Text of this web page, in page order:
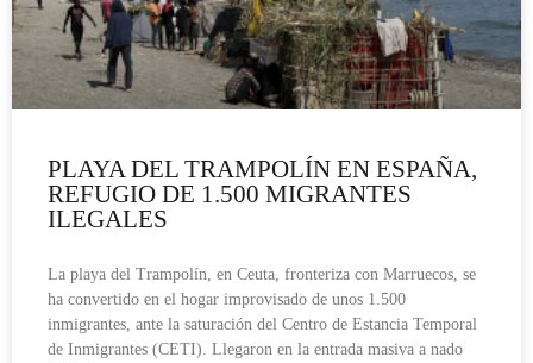
PLAYA DEL TRAMPOLÍN EN ESPAÑA,
REFUGIO DE 1.500 MIGRANTES
ILEGALES
La playa del Trampolín, en Ceuta, fronteriza con Marruecos, se
ha convertido en el hogar improvisado de unos 1.500
inmigrantes, ante la saturación del Centro de Estancia Temporal
de Inmigrantes (CETI). Llegaron en la entrada masiva a nado